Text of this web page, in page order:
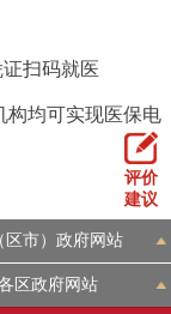
扫码就医
构均可实现医保电
评价
建议
区市）政府网站
区政府网站